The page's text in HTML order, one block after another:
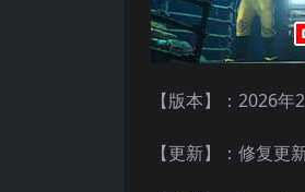
【版本】：2026
【更新】：修复更